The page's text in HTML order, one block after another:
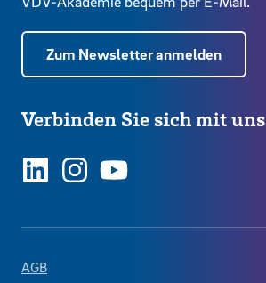
Zum Newsletter anmelden
Verbinden Sie sich mit uns
LinkedInInstagram
YouTube
AGB